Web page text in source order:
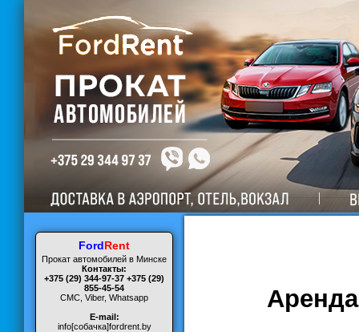
FordRent
Прокат автомобилей в Минске
Контакты:
+375 (29) 344-97-37 +375 (29)
855-45-54
СМС, Viber, Whatsapp
E-mail:
info[собачка]fordrent.by